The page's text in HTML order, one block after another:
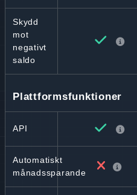
Skydd
mot
negativt
saldo
Plattformsfunktioner
API
Automatiskt
månadssparande